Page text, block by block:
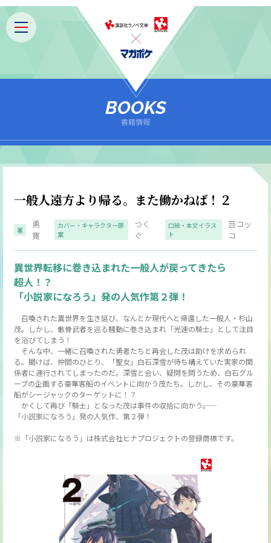
BOOKS
書籍情報
一般人遠方より帰る。また働かねば！２
著
勇
寛
カバー・キャラクター原
案
つく
ぐ
口絵・本文イラス
ト
苔コッ
コ
異世界転移に巻き込まれた一般人が戻ってきたら
――超人！？
「小説家になろう」発の人気作第２弾！
召喚された異世界を生き延び、なんとか現代へと帰還した一般人・杉山
茂。しかし、骸骨武者を巡る騒動に巻き込まれ「光速の騎士」として注目
を浴びてしまう！
そんな中、一緒に召喚された勇者たちと再会した茂は助けを求められ
る。聞けば、仲間のひとり、「聖女」白石深雪が待ち構えていた実家の関
係者に連行されてしまったのだ。深雪と会い、疑問を問うため、白石グル
ープの企画する豪華客船のイベントに向かう茂たち。しかし、その豪華客
船がシージャックのターゲットに！？
かくして再び「騎士」となった茂は事件の収拾に向かう――。
「小説家になろう」発の人気作、第２弾！
※「小説家になろう」は株式会社ヒナプロジェクトの登録商標です。